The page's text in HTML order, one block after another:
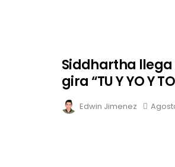
Siddhartha llega
gira “TU Y YO Y
Edwin Jimenez